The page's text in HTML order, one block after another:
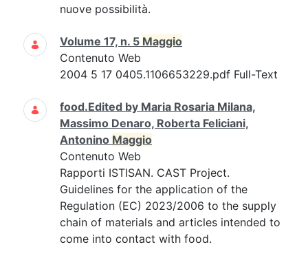
nuove possibilità.
Volume 17, n. 5 Maggio
Contenuto Web
2004 5 17 0405.1106653229.pdf Full-Text
food.Edited by Maria Rosaria Milana,
Massimo Denaro, Roberta Feliciani,
Antonino Maggio
Contenuto Web
Rapporti ISTISAN. CAST Project.
Guidelines for the application of the
Regulation (EC) 2023/2006 to the supply
chain of materials and articles intended to
come into contact with food.